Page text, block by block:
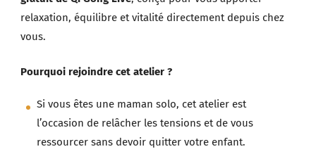
relaxation, équilibre et vitalité directement depuis chez
vous.
Pourquoi rejoindre cet atelier ?
Si vous êtes une maman solo, cet atelier est
l’occasion de relâcher les tensions et de vous
ressourcer sans devoir quitter votre enfant.